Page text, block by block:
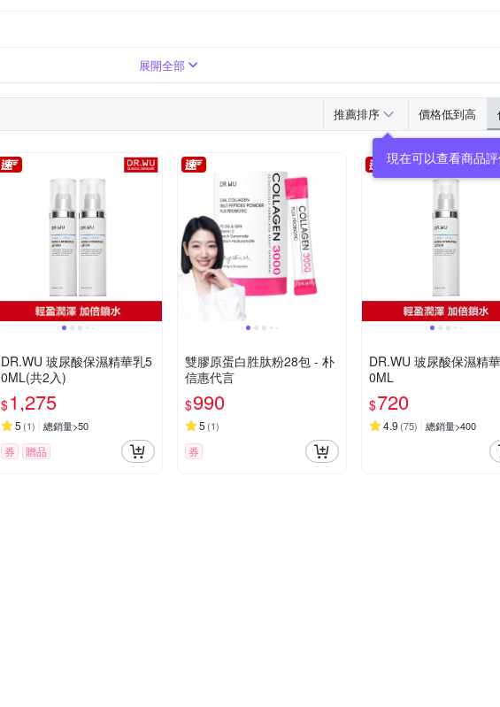
保存期限2年、製造日期或有效期限，請詳見產品包裝標示
展開全部
推薦排序 價格低到高
現在可以查看商品
DR.WU 玻尿酸保濕精華乳5
0ML(共2入)
$1,275
5 (1) 總銷量>50
券 贈品
雙膠原蛋白胜肽粉28包 - 朴
信惠代言
$990
5 (1)
券
DR.WU 玻尿酸保濕精
0ML
$720
4.9 (75) 總銷量>400